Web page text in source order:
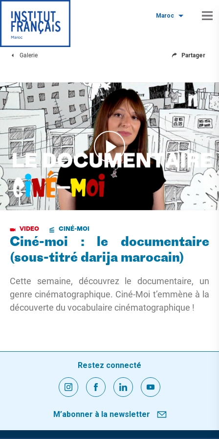
Maroc
Galerie Partager
VIDEO CINÉ-MOI
Ciné-moi : le documentaire
(sous-titré darija marocain)
Cette semaine, découvrez le documentaire, un
genre cinématographique. Ciné-Moi t’emmène à la
découverte du vocabulaire cinématographique !
Restez connecté
M’abonner à la newsletter